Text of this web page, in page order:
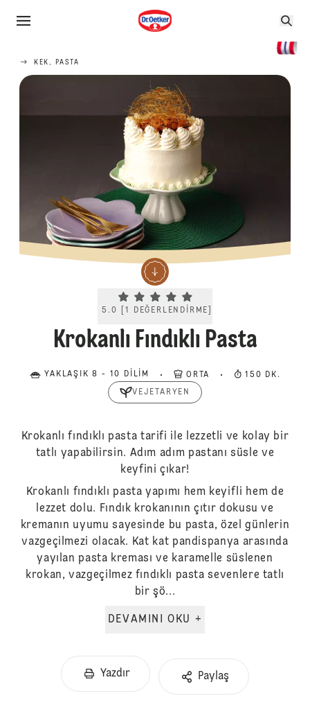
KEK, PASTA
Current rating 5.0. Click to rate.
5.0 [1 DEĞERLENDIRME
Krokanlı Fındıklı Pasta
YAKLAŞIK 8 - 10 DILIM ORTA 150 DK.
VEJETARYEN
Krokanlı fındıklı pasta tarifi ile lezzetli ve kolay bir
tatlı yapabilirsin. Adım adım pastanı süsle ve
keyfini çıkar!
Krokanlı fındıklı pasta yapımı hem keyifli hem de
lezzet dolu. Fındık krokanının çıtır dokusu ve
kremanın uyumu sayesinde bu pasta, özel günlerin
vazgeçilmezi olacak. Kat kat pandispanya arasında
yayılan pasta kreması ve karamelle süslenen
krokan, vazgeçilmez fındıklı pasta sevenlere tatlı
bir şö...
DEVAMINI OKU +
Yazdır Paylaş